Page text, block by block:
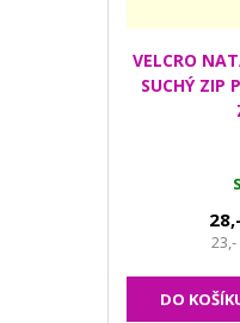
VELCRO
SUCHÝ ZIP
DO